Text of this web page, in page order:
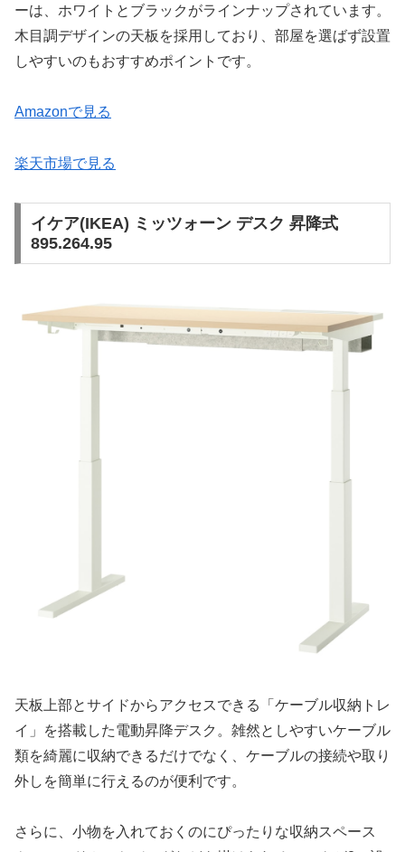
ーは、ホワイトとブラックがラインナップされています。
木目調デザインの天板を採用しており、部屋を選ばず設置
しやすいのもおすすめポイントです。
Amazonで見る
楽天市場で見る
イケア(IKEA) ミッツォーン デスク 昇降式
895.264.95
天板上部とサイドからアクセスできる「ケーブル収納トレ
イ」を搭載した電動昇降デスク。雑然としやすいケーブル
類を綺麗に収納できるだけでなく、ケーブルの接続や取り
外しを簡単に行えるのが便利です。
さらに、小物を入れておくのにぴったりな収納スペース